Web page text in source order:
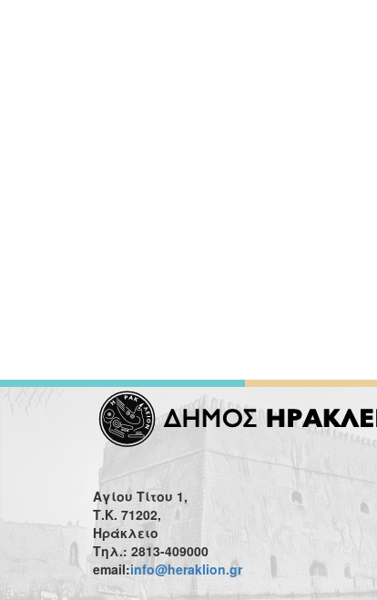
Αγίου Τίτου 1,
Τ.Κ. 71202,
Ηράκλειο
Τηλ.: 2813-409000
email:info@heraklion.gr